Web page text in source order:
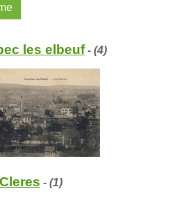
les elbeuf- (4)
Cleres - (1)